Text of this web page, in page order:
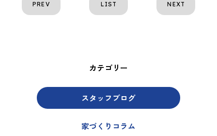
PREV LIST NEXT
カテゴリー
スタッフブログ
家づくりコラム